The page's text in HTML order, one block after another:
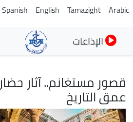
تجاوز
Arabic
Tamazight
English
Spanish
الإذاعات
قصور مستغانم.. آثار
عمق التاريخ
الصورة